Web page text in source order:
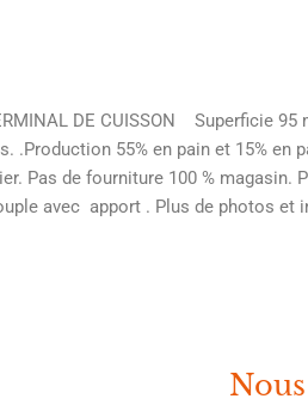
DE CUISSON Superficie 95
.Production 55% en pain et 15%
Pas de fourniture 100 % magasin.
avec apport . Plus de photos et